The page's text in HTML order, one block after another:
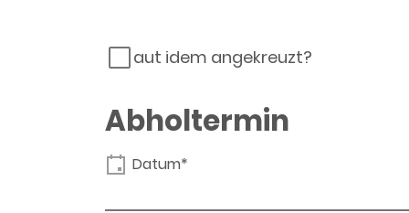
aut idem angekreuzt?
Abholtermin
Datum*